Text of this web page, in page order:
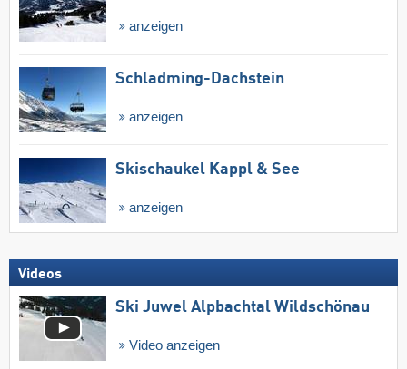
anzeigen
Schladming-Dachstein
anzeigen
Skischaukel Kappl & See
anzeigen
Videos
Ski Juwel Alpbachtal Wildschönau
Video anzeigen